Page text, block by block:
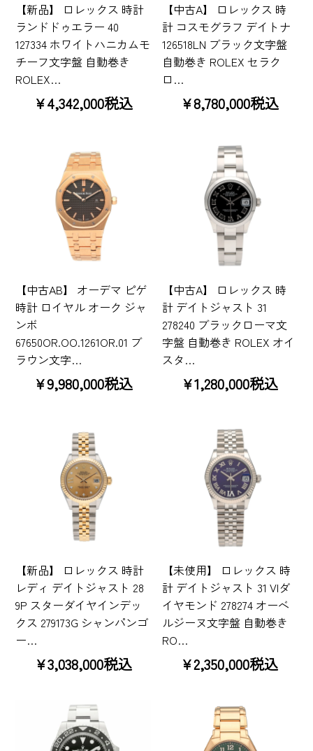
【新品】 ロレックス 時計
ランドドゥエラー 40
127334 ホワイトハニカムモ
チーフ文字盤 自動巻き
ROLEX…
¥4,342,000税込
【中古A】 ロレックス 時
計 コスモグラフ デイトナ
126518LN ブラック文字盤
自動巻き ROLEX セラク
ロ…
¥8,780,000税込
【中古AB】 オーデマ ピゲ
時計 ロイヤル オーク ジャ
ンボ
67650OR.OO.1261OR.01 ブ
ラウン文字…
¥9,980,000税込
【中古A】 ロレックス 時
計 デイトジャスト 31
278240 ブラックローマ文
字盤 自動巻き ROLEX オイ
スタ…
¥1,280,000税込
【新品】 ロレックス 時計
レディ デイトジャスト 28
9P スターダイヤインデッ
クス 279173G シャンパンゴ
ー…
¥3,038,000税込
【未使用】 ロレックス 時
計 デイトジャスト 31 VIダ
イヤモンド 278274 オーベ
ルジーヌ文字盤 自動巻き
RO…
¥2,350,000税込